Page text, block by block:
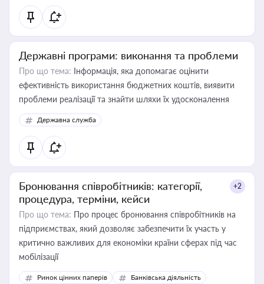
Державні програми: виконання та проблеми
Про що тема: Інформація, яка допомагає оцінити
ефективність використання бюджетних коштів, виявити
проблеми реалізації та знайти шляхи їх удосконалення
Державна служба
Бронювання співробітників: категорії,
процедура, терміни, кейси
+2
Про що тема: Про процес бронювання співробітників на
підприємствах, який дозволяє забезпечити їх участь у
критично важливих для економіки країни сферах під час
мобілізації
Ринок цінних паперів
Банківська діяльність